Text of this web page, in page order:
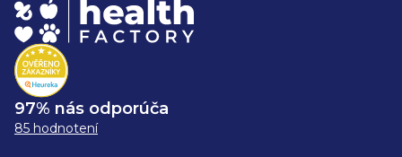
97% nás odporúča
85 hodnotení